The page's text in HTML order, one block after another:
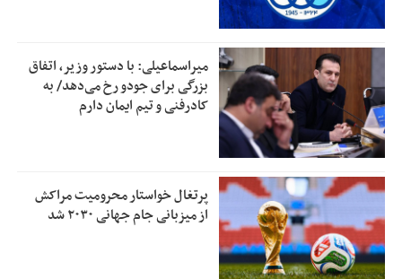
میراسماعیلی: با دستور وزیر، اتفاق
بزرگی برای جودو رخ می‌دهد/ به
کادرفنی و تیم ایمان دارم
پرتغال خواستار محرومیت مراکش
از میزبانی جام جهانی ۲۰۳۰ شد